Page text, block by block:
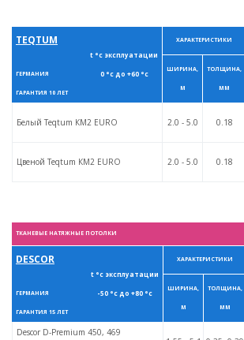
TEQTUM
t °с эксплуатации
0 °с до +60 °с
ГЕРМАНИЯ
ГАРАНТИЯ 10 ЛЕТ
ХАРАКТЕРИСТИКИ
ШИРИНА,
М
ТОЛЩИНА,
ММ
Белый Teqtum КM2 EURO 2.0 - 5.0 0.18
Цвеной Teqtum КM2 EURO 2.0 - 5.0 0.18
ТКАНЕВЫЕ НАТЯЖНЫЕ ПОТОЛКИ
DESCOR
t °с эксплуатации
-50 °с до +80 °с
ГЕРМАНИЯ
ГАРАНТИЯ 15 ЛЕТ
ХАРАКТЕРИСТИКИ
ШИРИНА,
М
ТОЛЩИНА,
ММ
Descor D-Premium 450, 469